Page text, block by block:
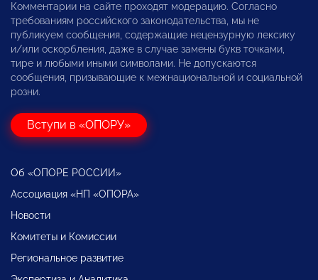
Комментарии на сайте проходят модерацию. Согласно
требованиям российского законодательства, мы не
публикуем сообщения, содержащие нецензурную лексику
и/или оскорбления, даже в случае замены букв точками,
тире и любыми иными символами. Не допускаются
сообщения, призывающие к межнациональной и социальной
розни.
Вступи в «ОПОРУ»
Об «ОПОРЕ РОССИИ»
Ассоциация «НП «ОПОРА»
Новости
Комитеты и Комиссии
Региональное развитие